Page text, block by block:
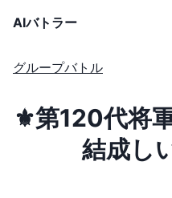
AIバトラー
グループバトル
⚜️第120代将
結成し